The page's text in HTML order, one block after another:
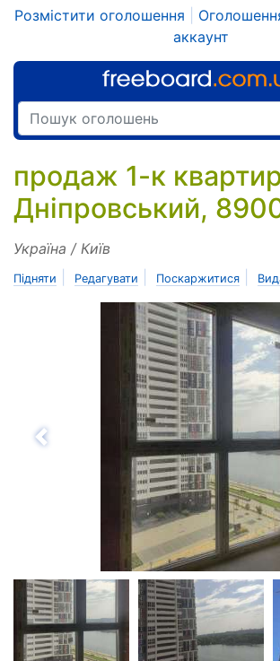
Розмістити оголошення
аккаунт
продаж 1-к
Дніпровський,
Україна / Київ
Підняти Редагувати Поскаржитися
Назад